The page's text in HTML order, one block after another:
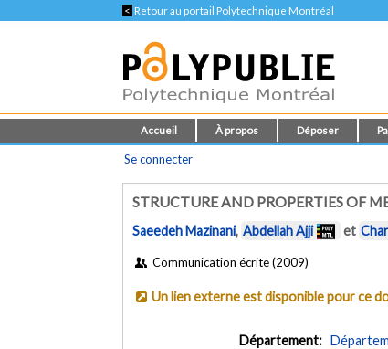
< Retour au portail Polytechnique Montréal
Accueil À propos Déposer
Se connecter
STRUCTURE AND PROPERTIES OF
Saeedeh Mazinani, Abdellah Ajji et
Communication écrite (2009)
Un lien externe est disponible pour ce
Département: